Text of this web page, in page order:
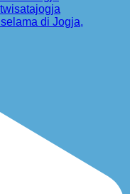
di Jogja,